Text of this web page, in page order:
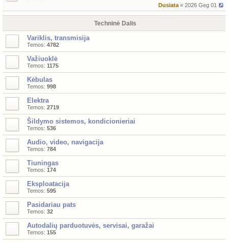
Dusiata « 2026 Geg 01
Techninė Dalis
Variklis, transmisija
Temos: 4782
Važiuoklė
Temos: 1175
Kėbulas
Temos: 998
Elektra
Temos: 2719
Šildymo sistemos, kondicionieriai
Temos: 536
Audio, video, navigacija
Temos: 784
Tiuningas
Temos: 174
Eksploatacija
Temos: 595
Pasidariau pats
Temos: 32
Autodalių parduotuvės, servisai, garažai
Temos: 155